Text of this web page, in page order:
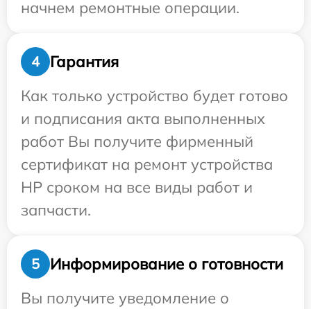
начнем ремонтные операции.
4
Гарантия
Как только устройство будет готово
и подписания акта выполненных
работ Вы получите фирменный
сертификат на ремонт устройства
HP сроком на все виды работ и
запчасти.
5
Информирование о готовности
Вы получите уведомление о